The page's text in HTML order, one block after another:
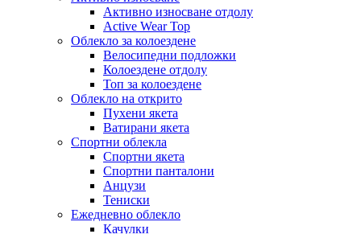
Активно износване отдолу
Active Wear Top
Облекло за колоездене
Велосипедни подложки
Колоездене отдолу
Топ за колоездене
Облекло на открито
Пухени якета
Ватирани якета
Спортни облекла
Спортни якета
Спортни панталони
Анцузи
Тениски
Ежедневно облекло
Качулки